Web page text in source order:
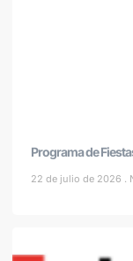
Programa de
22 de julio de 2026